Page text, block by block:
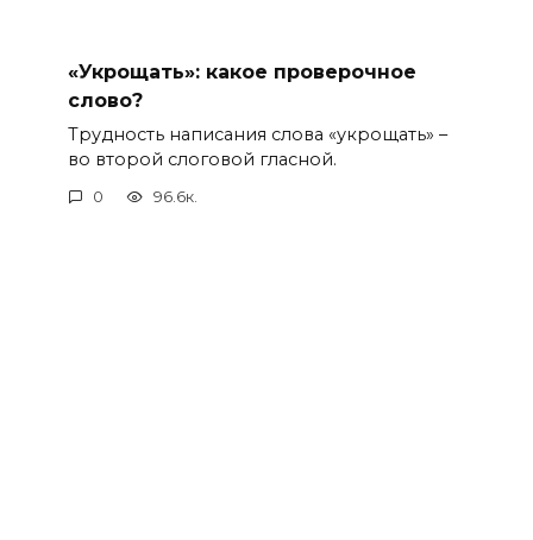
«Укрощать»: какое проверочное
слово?
Трудность написания слова «укрощать» –
во второй слоговой гласной.
0 96.6к.